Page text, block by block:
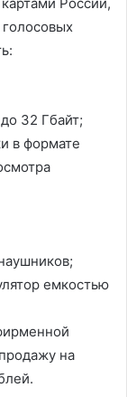
32 Гбайт;
в формате
емкостью
на